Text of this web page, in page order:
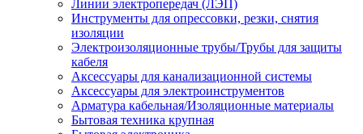
Линии электропередач (ЛЭП)
Инструменты для опрессовки, резки, снятия
изоляции
Электроизоляционные трубы/Трубы для защиты
кабеля
Аксессуары для канализационной системы
Аксессуары для электроинструментов
Арматура кабельная/Изоляционные материалы
Бытовая техника крупная